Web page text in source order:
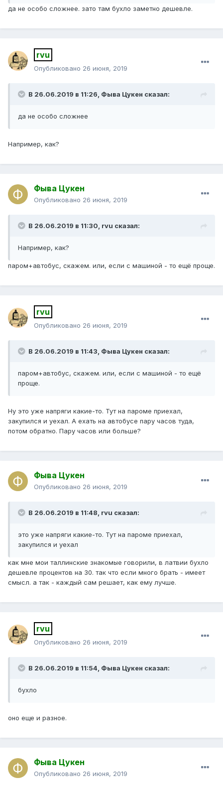
да не особо сложнее. зато там бухло заметно дешевле.
rvu
Опубликовано 26 июня, 2019
В 26.06.2019 в 11:26, Фыва Цукен сказал:
да не особо сложнее
Например, как?
Фыва Цукен
Опубликовано 26 июня, 2019
В 26.06.2019 в 11:30, rvu сказал:
Например, как?
паром+автобус, скажем. или, если с машиной - то ещё проще.
rvu
Опубликовано 26 июня, 2019
В 26.06.2019 в 11:43, Фыва Цукен сказал:
паром+автобус, скажем. или, если с машиной - то ещё
проще.
Ну это уже напряги какие-то. Тут на пароме приехал,
закупился и уехал. А ехать на автобусе пару часов туда,
потом обратно. Пару часов или больше?
Фыва Цукен
Опубликовано 26 июня, 2019
В 26.06.2019 в 11:48, rvu сказал:
это уже напряги какие-то. Тут на пароме приехал,
закупился и уехал
как мне мои таллинские знакомые говорили, в латвии бухло
дешевле процентов на 30. так что если много брать - имеет
смысл. а так - каждый сам решает, как ему лучше.
rvu
Опубликовано 26 июня, 2019
В 26.06.2019 в 11:54, Фыва Цукен сказал:
бухло
оно еще и разное.
Фыва Цукен
Опубликовано 26 июня, 2019